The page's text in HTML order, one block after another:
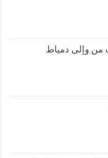
من وإلى دمياط